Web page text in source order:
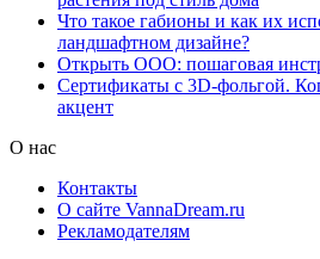
Что такое габионы и как их
ландшафтном дизайне?
Открыть ООО: пошаговая
Сертификаты с 3D-фольгой.
акцент
О нас
Контакты
О сайте VannaDream.ru
Рекламодателям